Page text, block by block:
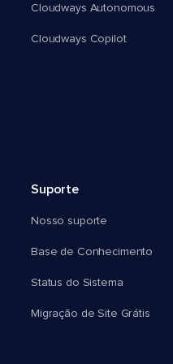
Cloudways Autonomous
Cloudways Copilot
Suporte
Nosso suporte
Base de Conhecimento
Status do Sistema
Migração de Site Grátis